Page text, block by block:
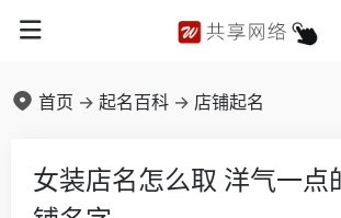
首页 -> 起名百科 -> 店铺起名
女装店名怎么取 洋气一点